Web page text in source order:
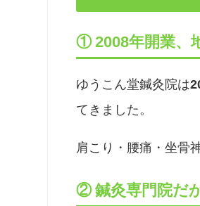
① 2008年開業、
ゆうこん堂鍼灸院は
てきました。
肩こり・腰痛・坐骨
② 鍼灸専門院だ